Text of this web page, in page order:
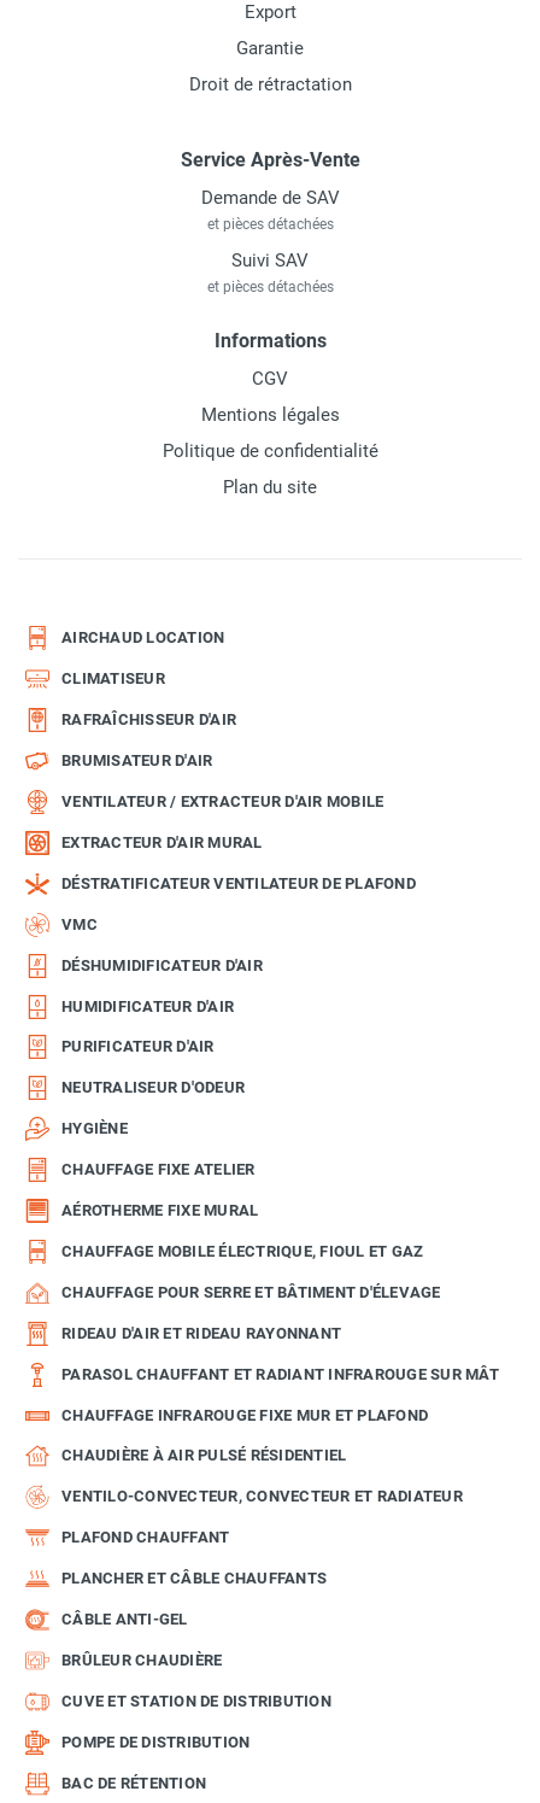
Export
Garantie
Droit de rétractation
Service Après-Vente
Demande de SAV
et pièces détachées
Suivi SAV
et pièces détachées
Informations
CGV
Mentions légales
Politique de confidentialité
Plan du site
AIRCHAUD LOCATION
CLIMATISEUR
RAFRAÎCHISSEUR D'AIR
BRUMISATEUR D'AIR
VENTILATEUR / EXTRACTEUR D'AIR MOBILE
EXTRACTEUR D'AIR MURAL
DÉSTRATIFICATEUR VENTILATEUR DE PLAFOND
VMC
DÉSHUMIDIFICATEUR D'AIR
HUMIDIFICATEUR D'AIR
PURIFICATEUR D'AIR
NEUTRALISEUR D'ODEUR
HYGIÈNE
CHAUFFAGE FIXE ATELIER
AÉROTHERME FIXE MURAL
CHAUFFAGE MOBILE ÉLECTRIQUE, FIOUL ET GAZ
CHAUFFAGE POUR SERRE ET BÂTIMENT D'ÉLEVAGE
RIDEAU D'AIR ET RIDEAU RAYONNANT
PARASOL CHAUFFANT ET RADIANT INFRAROUGE SUR MÂT
CHAUFFAGE INFRAROUGE FIXE MUR ET PLAFOND
CHAUDIÈRE À AIR PULSÉ RÉSIDENTIEL
VENTILO-CONVECTEUR, CONVECTEUR ET RADIATEUR
PLAFOND CHAUFFANT
PLANCHER ET CÂBLE CHAUFFANTS
CÂBLE ANTI-GEL
BRÛLEUR CHAUDIÈRE
CUVE ET STATION DE DISTRIBUTION
POMPE DE DISTRIBUTION
BAC DE RÉTENTION